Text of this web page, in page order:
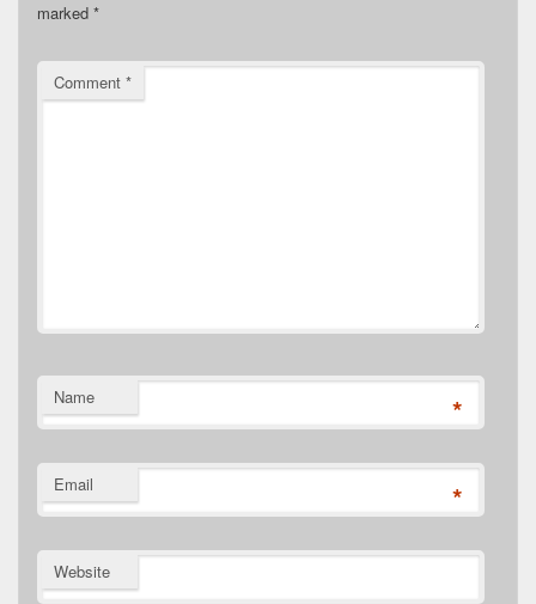
marked *
Comment *
Name *
Email *
Website